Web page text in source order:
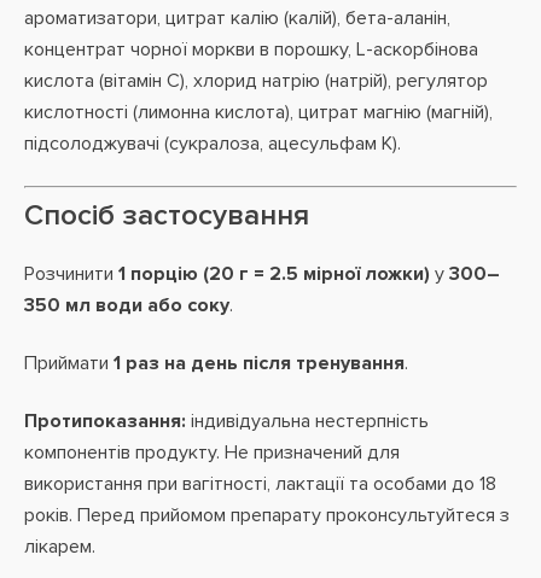
ароматизатори, цитрат калію (калій), бета-аланін,
концентрат чорної моркви в порошку, L-аскорбінова
кислота (вітамін C), хлорид натрію (натрій), регулятор
кислотності (лимонна кислота), цитрат магнію (магній),
підсолоджувачі (сукралоза, ацесульфам K).
Спосіб застосування
Розчинити 1 порцію (20 г = 2.5 мірної ложки) у 300–
350 мл води або соку.
Приймати 1 раз на день після тренування.
Протипоказання: індивідуальна нестерпність
компонентів продукту. Не призначений для
використання при вагітності, лактації та особами до 18
років. Перед прийомом препарату проконсультуйтеся з
лікарем.